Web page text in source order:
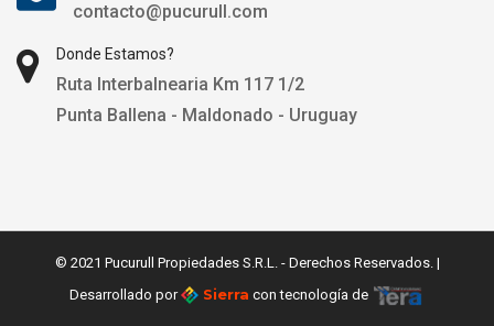
contacto@pucurull.com
Donde Estamos?
Ruta Interbalnearia Km 117 1/2
Punta Ballena - Maldonado - Uruguay
© 2021 Pucurull Propiedades S.R.L. - Derechos Reservados. |
Desarrollado por
Sierra con tecnología de